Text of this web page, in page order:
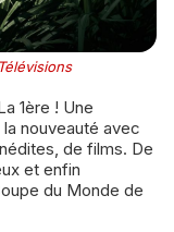
nouveauté avec
de films. De
et enfin
du Monde de